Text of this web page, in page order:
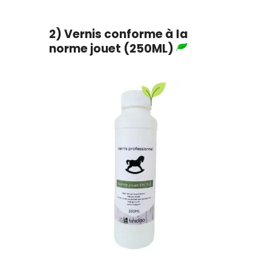
2) Vernis conforme à la
norme jouet (250ML)